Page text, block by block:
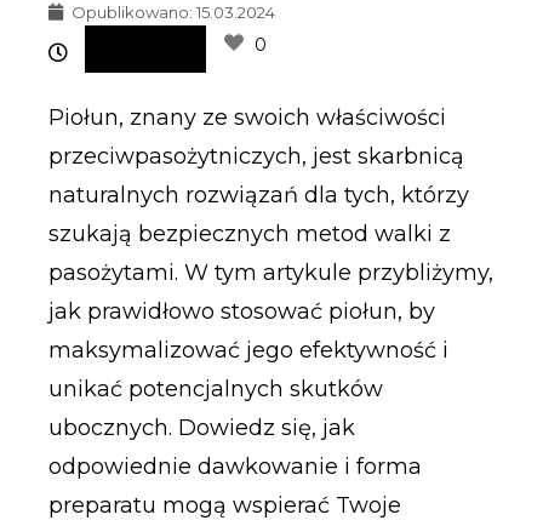
Opublikowano: 15.03.2024
0
Piołun, znany ze swoich właściwości
przeciwpasożytniczych, jest skarbnicą
naturalnych rozwiązań dla tych, którzy
szukają bezpiecznych metod walki z
pasożytami. W tym artykule przybliżymy,
jak prawidłowo stosować piołun, by
maksymalizować jego efektywność i
unikać potencjalnych skutków
ubocznych. Dowiedz się, jak
odpowiednie dawkowanie i forma
preparatu mogą wspierać Twoje